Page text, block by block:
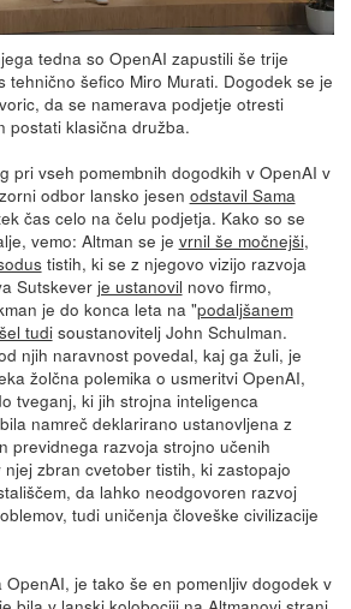
tedna so OpenAI zapustili še trije
tehnično šefico Miro Murati. Dogodek se je
da se namerava podjetje otresti
postati klasična družba.
pri vseh pomembnih dogodkih v OpenAI v
odbor lansko jesen odstavil Sama
čas celo na čelu podjetja. Kako so se
vemo: Altman se je vrnil še močnejši,
tistih, ki se z njegovo vizijo razvoja
Sutskever je ustanovil novo firmo,
je do konca leta na "podaljšanem
tudisoustanovitelj John Schulman.
njih naravnost povedal, kaj ga žuli, je
žolčna polemika o usmeritvi OpenAI,
tveganj, ki jih strojna inteligenca
namreč deklarirano ustanovljena z
previdnega razvoja strojno učenih
zbran cvetober tistih, ki zastopajo
da lahko neodgovoren razvoj
tudi uničenja človeške civilizacije
OpenAI, je tako še en pomenljiv dogodek v